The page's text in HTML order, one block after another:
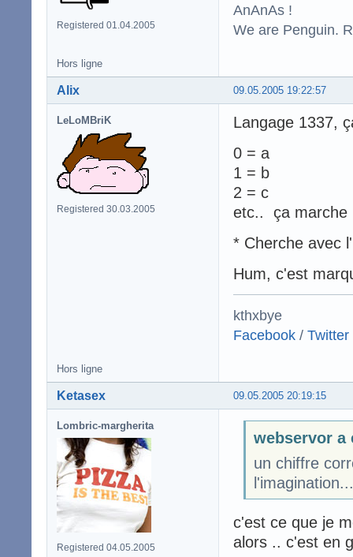
Registered 01.04.2005
AnAnAs !
We are Penguin.
Hors ligne
09.05.2005 19:22:57
Alix
LeLoMBriK
Registered 30.03.2005
Langage 1337,
0 = a
1 = b
2 = c
etc.. ça marche
* Cherche avec
Hum, c'est
kthxbye
Facebook / Twitter
Hors ligne
09.05.2005 20:19:15
Ketasex
Lombric-margherita
Registered 04.05.2005
webservor a
un chiffre
c'est ce que je
alors .. c'est en